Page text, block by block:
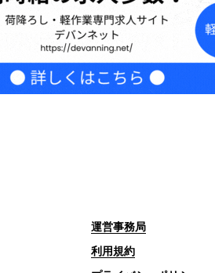
運営事務局
利用規約